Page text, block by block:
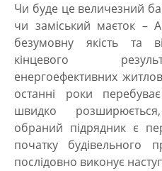
Чи буде це величезний
чи заміський маєток –
безумовну якість та
кінцевого
енергоефективних
останні роки
швидко
обраний підрядник є
початку будівельного
послідовно виконує